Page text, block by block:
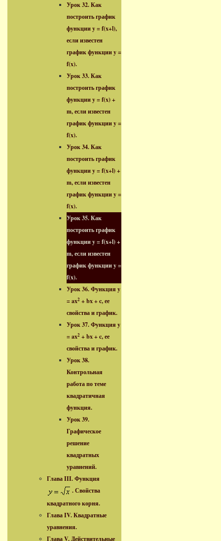
Урок 32. Как
построить график
функции y = f(x+l),
если известен
график функции y =
f(x).
Урок 33. Как
построить график
функции y = f(x) +
m, если известен
график функции y =
f(x).
Урок 34. Как
построить график
функции y = f(x+l) +
m, если известен
график функции y =
f(x).
Урок 35. Как
построить график
функции y = f(x+l) +
m, если известен
график функции y =
f(x).
Урок 36. Функция y
= ax2 + bx + c, ее
свойства и график.
Урок 37. Функция y
= ax2 + bx + c, ее
свойства и график.
Урок 38.
Контрольная
работа по теме
квадратичная
функция.
Урок 39.
Графическое
решение
квадратных
уравнений.
Глава III. Функция
. Свойства
квадратного корня.
Глава IV. Квадратные
уравнения.
Глава V. Действительные